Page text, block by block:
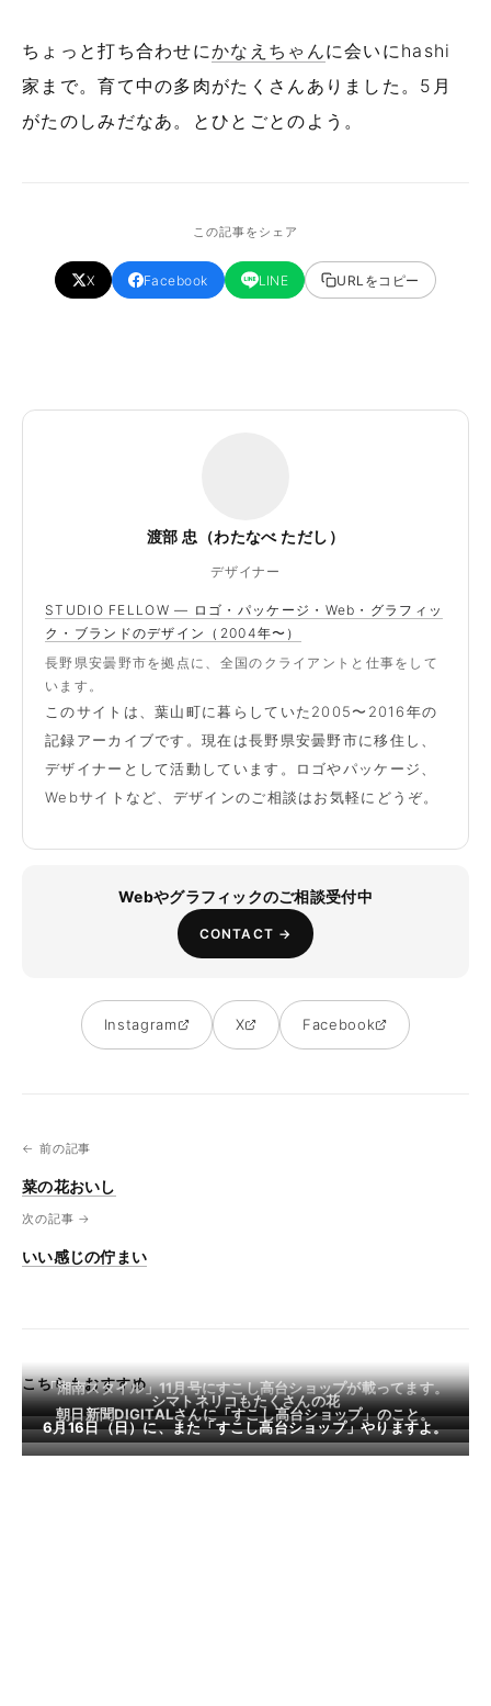
ちょっと打ち合わせにかなえちゃんに会いにhashi
家まで。育て中の多肉がたくさんありました。5月
がたのしみだなあ。とひとごとのよう。
この記事をシェア
X Facebook LINE URLをコピー
このサイトは、葉山町に暮らしていた2005〜2016年の
記録アーカイブです。現在は長野県安曇野市に移住し、
デザイナーとして活動しています。ロゴやパッケージ、
Webサイトなど、デザインのご相談はお気軽にどうぞ。
渡部 忠（わたなべ ただし）
デザイナー
STUDIO FELLOW — ロゴ・パッケージ・Web・グラフィッ
ク・ブランドのデザイン（2004年〜）
長野県安曇野市を拠点に、全国のクライアントと仕事をして
います。
Webやグラフィックのご相談受付中
CONTACT →
Instagram X Facebook
← 前の記事
菜の花おいし
次の記事 →
いい感じの佇まい
こちらもおすすめ
「湘南スタイル」11月号にすこし高台ショップが載ってます。
シマトネリコもたくさんの花
朝日新聞DIGITALさんに「すこし高台ショップ」のこと。
6月16日（日）に、また「すこし高台ショップ」やりますよ。